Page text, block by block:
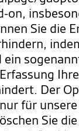
on,
Sie die
ein
Der
für
Sie